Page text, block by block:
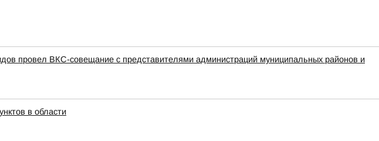
провел ВКС-совещание с представителями администраций муниципальных районов и
в области